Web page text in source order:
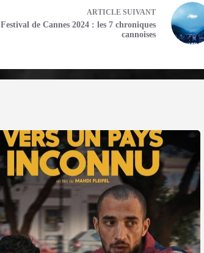
ARTICLE SUIVANT
Festival de Cannes 2024 : les 7 chroniques
cannoises